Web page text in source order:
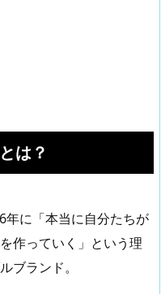
は？
年に「本当に自分たちが
作っていく」という理
ブランド。